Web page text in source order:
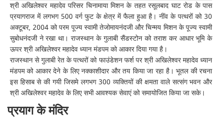
श्री अखिलेश्वर महादेव परिसर चिनामाया मिशन के तहत रसूलबाद घाट रोड के पास
प्रयागराज में लगभग 500 वर्ग फुट के क्षेत्र में फैला हुआ है। नींव के पत्थरों को 30
अक्टूबर, 2004 को परम पूज्य स्वामी तेजोमायनंदजी और चिन्मय मिशन के पूज्य स्वामी
सुबोधनंदजी ने रखा था। राजस्थान के गुलाबी सैंडस्टोन को तराश कर आधार भूमि के
ऊपर श्री अखिलेश्वर महादेव ध्यान मंडपम को आकार दिया गया है।
राजस्थान से गुलाबी रेत के पत्थरों को फाउंडेशन फर्श पर श्री अखिलेश्वर महादेव ध्यान
मंडपम को आकार देने के लिए नक्काशीदार और तय किया जा रहा है। भूतल की रचना
इस हिसाब से की गयी जिसमे लगभग 300 व्यक्तियों की क्षमता वाले सत्संग भवन और
श्री अखिलेश्वर महादेव के लिए सभी आवश्यक सेवाएं को समायोजित किया जा सके।
प्रयाग के मंदिर